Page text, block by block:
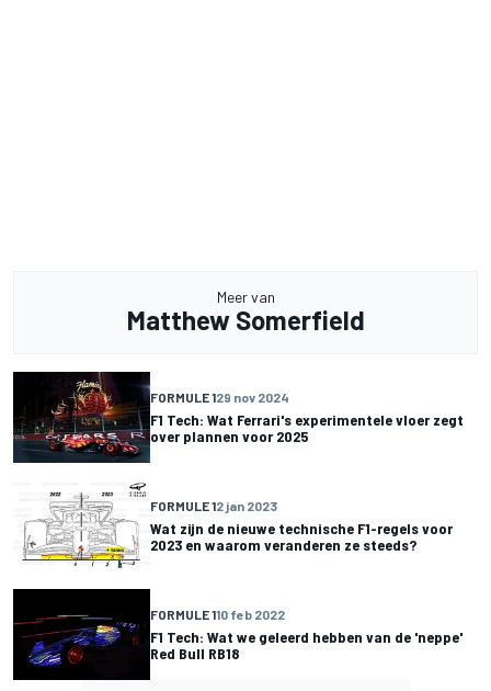
Meer van
Matthew Somerfield
FORMULE 129 nov 2024
F1 Tech: Wat Ferrari's experimentele vloer zegt
over plannen voor 2025
FORMULE 12 jan 2023
Wat zijn de nieuwe technische F1-regels voor
2023 en waarom veranderen ze steeds?
FORMULE 110 feb 2022
F1 Tech: Wat we geleerd hebben van de 'neppe'
Red Bull RB18